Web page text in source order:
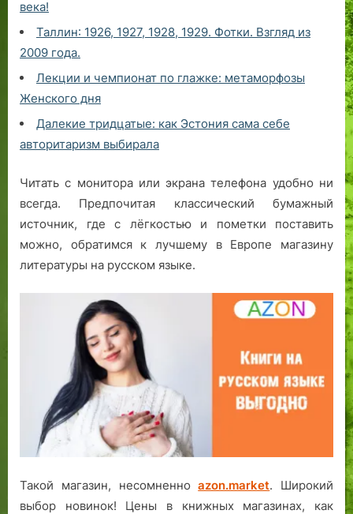
века!
Таллин: 1926, 1927, 1928, 1929. Фотки. Взгляд из
2009 года.
Лекции и чемпионат по глажке: метаморфозы
Женского дня
Далекие тридцатые: как Эстония сама себе
авторитаризм выбирала
Читать с монитора или экрана телефона удобно ни
всегда. Предпочитая классический бумажный
источник, где с лёгкостью и пометки поставить
можно, обратимся к лучшему в Европе магазину
литературы на русском языке.
Такой магазин, несомненноazon.market. Широкий
выбор новинок! Цены в книжных магазинах, как